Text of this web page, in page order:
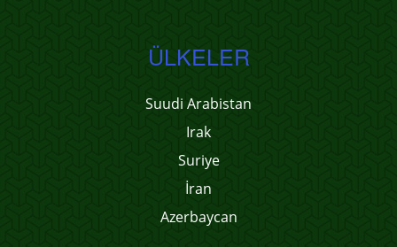
ÜLKELER
Suudi Arabistan
Irak
Suriye
İran
Azerbaycan